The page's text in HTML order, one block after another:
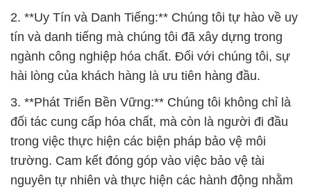
2. **Uy Tín và Danh Tiếng:** Chúng tôi tự hào về uy
tín và danh tiếng mà chúng tôi đã xây dựng trong
ngành công nghiệp hóa chất. Đối với chúng tôi, sự
hài lòng của khách hàng là ưu tiên hàng đầu.
3. **Phát Triển Bền Vững:** Chúng tôi không chỉ là
đối tác cung cấp hóa chất, mà còn là người đi đầu
trong việc thực hiện các biện pháp bảo vệ môi
trường. Cam kết đóng góp vào việc bảo vệ tài
nguyên tự nhiên và thực hiện các hành động nhằm